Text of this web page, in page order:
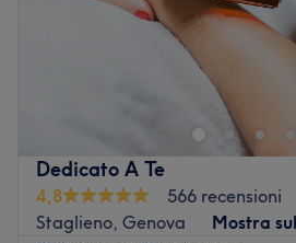
Dedicato A Te
4,8
566 recensioni
Staglieno, Genova
Mostra